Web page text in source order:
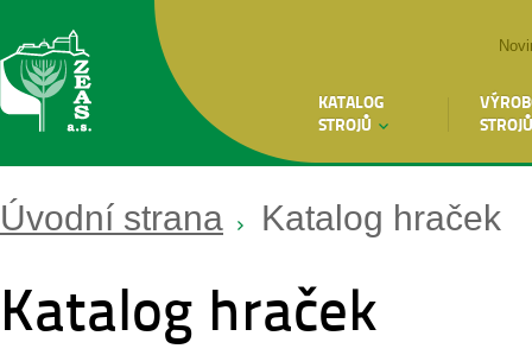
KATALOG
STROJŮ
STROJŮ
Úvodní strana Katalog hraček
Katalog hraček